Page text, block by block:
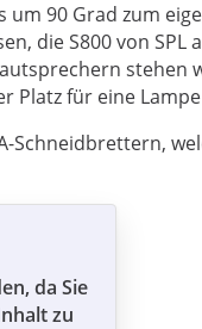
90 Grad zum
die S800 von SPL
stehen
Platz für eine
Schneidbrettern,
da Sie
zu